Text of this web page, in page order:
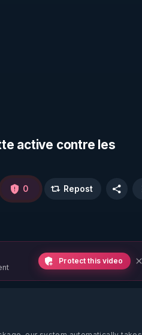
active contre les
0 Repost
Protect this video